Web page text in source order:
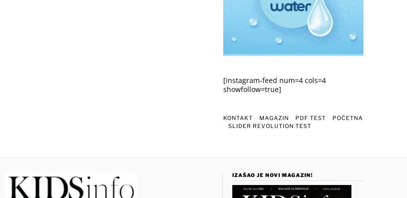
[instagram-feed num=4 cols=4
showfollow=true]
KONTAKT MAGAZIN PDF TEST
POČETNA
SLIDER REVOLUTION TEST
IZAŠAO JE NOVI MAGAZIN!